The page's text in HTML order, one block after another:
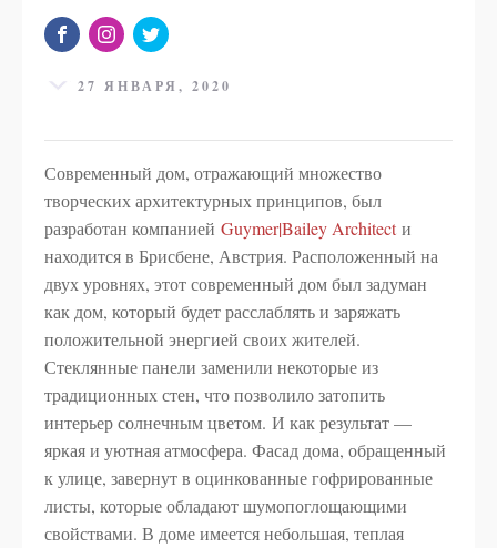
27 ЯНВАРЯ, 2020
Современный дом, отражающий множество
творческих архитектурных принципов, был
разработан компанией Guymer|Bailey Architectи
находится в Брисбене, Австрия. Расположенный на
двух уровнях, этот современный дом был задуман
как дом, который будет расслаблять и заряжать
положительной энергией своих жителей.
Стеклянные панели заменили некоторые из
традиционных стен, что позволило затопить
интерьер солнечным цветом. И как результат —
яркая и уютная атмосфера. Фасад дома, обращенный
к улице, завернут в оцинкованные гофрированные
листы, которые обладают шумопоглощающими
свойствами. В доме имеется небольшая, теплая